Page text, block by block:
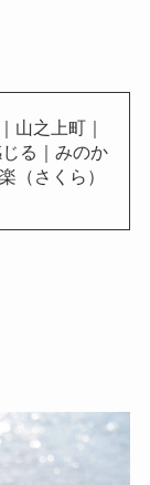
山之上町｜
る｜みのか
（さくら）